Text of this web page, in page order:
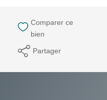
Comparer ce
bien
Partager